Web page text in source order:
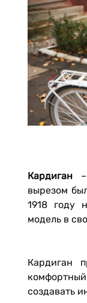
Кардиган
вырезом
1918 году
модель в
Кардиган
создавать